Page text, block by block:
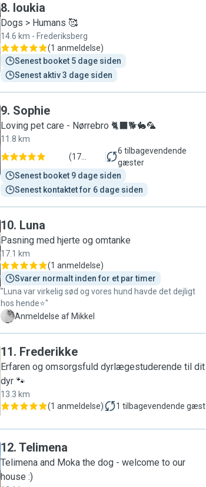
8. loukia
Dogs > Humans 🥰
14.6 km - Frederiksberg
(1 anmeldelse)
Senest booket 5 dage siden
Senest aktiv 3 dage siden
9. Sophie
Loving pet care - Nørrebro 🐈‍⬛🐕🐇🦜
11.8 km
(17
anmeldelser)
6 tilbagevendende
gæster
Senest booket 9 dage siden
Senest kontaktet for 6 dage siden
10. Luna
Pasning med hjerte og omtanke
17.1 km
(1 anmeldelse)
Svarer normalt inden for et par timer
"Luna var virkelig sød og vores hund havde det dejligt
hos hende⭐️"
M Anmeldelse af Mikkel
11. Frederikke
Erfaren og omsorgsfuld dyrlægestuderende til dit
dyr 🐾
13.3 km
(1 anmeldelse) 1 tilbagevendende gæst
12. Telimena
Telimena and Moka the dog - welcome to our
house :)